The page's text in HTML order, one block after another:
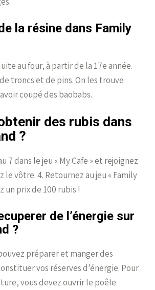
la résine dans Family
au four, à partir de la 17e année.
troncs et de pins. On les trouve
coupé des baobabs.
des rubis dans
?
7 dans le jeu « My Cafe » et rejoignez
le vôtre. 4. Retournez au jeu « Family
un prix de 100 rubis !
de l’énergie sur
?
préparer et manger des
vos réserves d’énergie. Pour
vous devez ouvrir le poêle